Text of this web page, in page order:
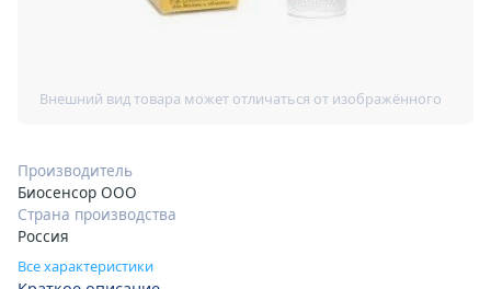
Производитель
Биосенсор ООО
Страна производства
Россия
Все характеристики